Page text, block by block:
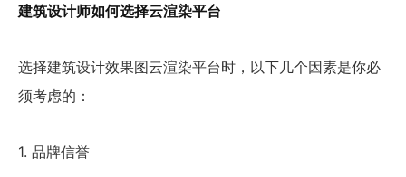
建筑设计师如何选择云渲染平台
选择建筑设计效果图云渲染平台时，以下几个因素是你必
须考虑的：
1. 品牌信誉